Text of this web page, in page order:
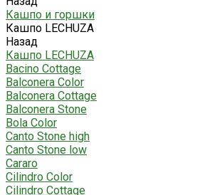
Кашпо и горшки
Кашпо LECHUZA
Назад
Кашпо LECHUZA
Bacino Cottage
Balconera Color
Balconera Cottage
Balconera Stone
Bola Color
Canto Stone high
Canto Stone low
Cararo
Cilindro Color
Cilindro Cottage